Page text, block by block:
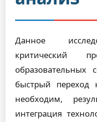
Данное
критический
образовательных
быстрый переход
необходим,
интеграция